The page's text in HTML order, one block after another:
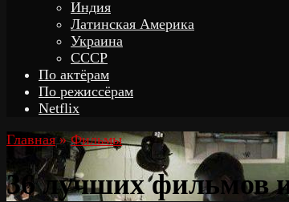
Индия
Латинская Америка
Украина
СССР
По актёрам
По режиссёрам
Netflix
Главная » Фильмы
36 лучших фильмов